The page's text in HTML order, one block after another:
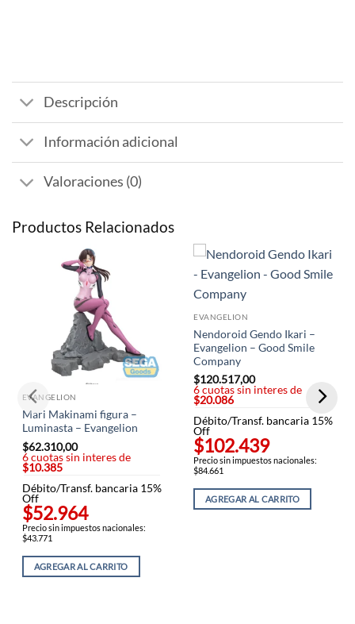
Descripción
Información adicional
Valoraciones (0)
Productos Relacionados
EVANGELION
Mari Makinami figura –
Luminasta – Evangelion
$62.310,00
6 cuotas sin interes de
$10.385
Débito/Transf. bancaria 15%
Off
$52.964
Precio sin impuestos nacionales:
$43.771
AGREGAR AL CARRITO
EVANGELION
Nendoroid Gendo Ikari –
Evangelion – Good Smile
Company
$120.517,00
6 cuotas sin interes de
$20.086
Débito/Transf. bancaria 15%
Off
$102.439
Precio sin impuestos nacionales:
$84.661
AGREGAR AL CARRITO